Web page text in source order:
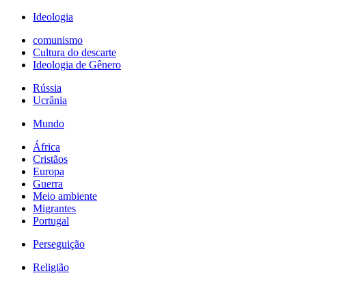
Ideologia
comunismo
Cultura do descarte
Ideologia de Gênero
Rússia
Ucrânia
Mundo
África
Cristãos
Europa
Guerra
Meio ambiente
Migrantes
Portugal
Perseguição
Religião